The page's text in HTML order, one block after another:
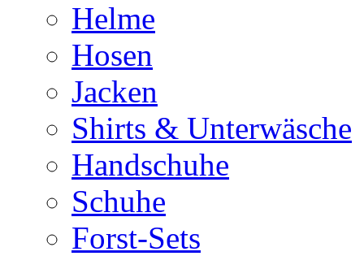
Helme
Hosen
Jacken
Shirts & Unterwäsche
Handschuhe
Schuhe
Forst-Sets